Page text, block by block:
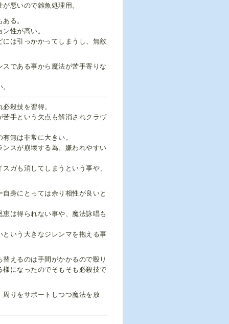
悪いので雑魚処理用。
る。
性が高い。
は引っかかってしまうし、無敵
である事から魔法が苦手寄りな
殺技を習得。
手という欠点も解消されクラヴ
無は非常に大きい。
スが崩壊する為、嫌われやすい
ガも消してしまうという事や、
身にとっては余り相性が良いと
は得られない事や、魔法詠唱も
いう大きなジレンマを抱える事
えるのは手間がかかるので殴り
になったのでそもそも必殺技で
りをサポートしつつ魔法を放